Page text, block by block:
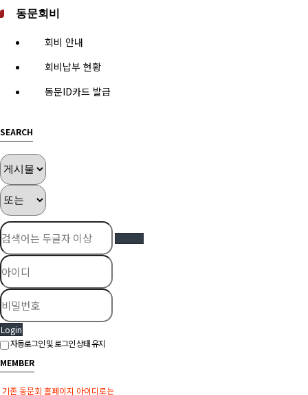
동문회비
회비 안내
회비납부 현황
동문ID카드 발급
SEARCH
Login
자동로그인 및 로그인 상태 유지
MEMBER
기존 동문회 홈페이지 아이디로는